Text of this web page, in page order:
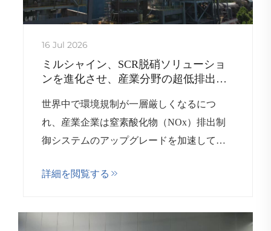
16 Jul 2026
ミルシャイン、SCR脱硝ソリューショ
ンを進化させ、産業分野の超低排出目
世界中で環境規制が一層厳しくなるにつ
れ、産業企業は窒素酸化物（NOx）排出制
御システムのアップグレードを加速してい
術への需要が高まる中、...
詳細を閲覧する